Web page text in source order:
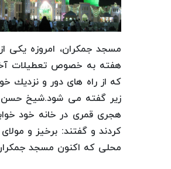
مسجد جمكران، امروزه یكی
هفته به خصوص تعطیلات
كه از راه های دور و نزدیك
هجری قمری در خانه خود
كردند و گفتند: برخیز و
محلی كه اكنون مسجد